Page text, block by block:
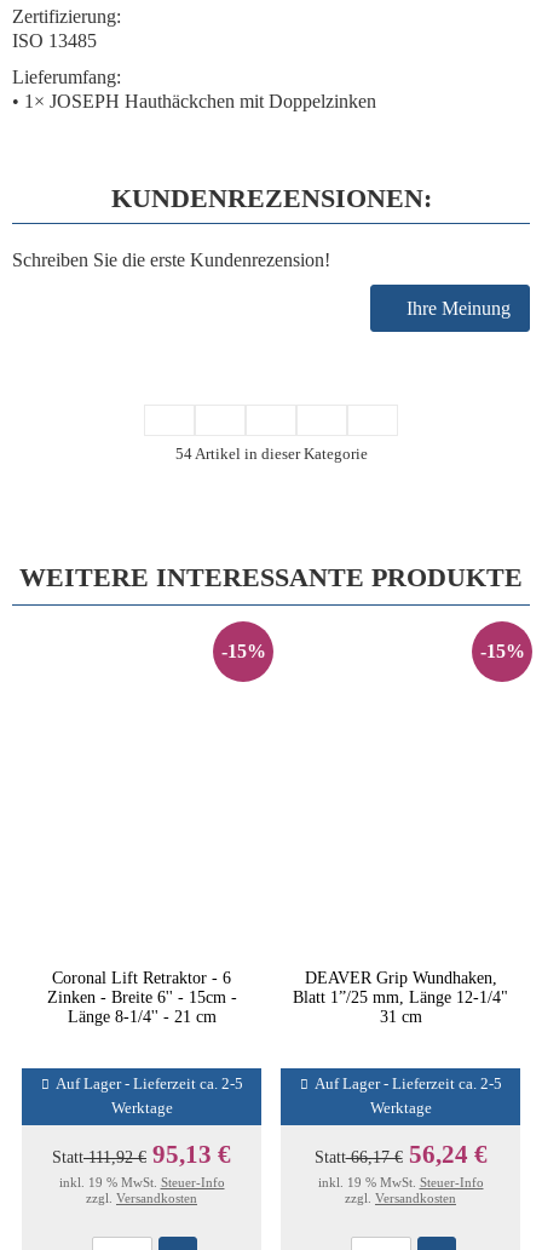
Zertifizierung:
ISO 13485
Lieferumfang:
• 1× JOSEPH Hauthäckchen mit Doppelzinken
KUNDENREZENSIONEN:
Schreiben Sie die erste Kundenrezension!
Ihre Meinung
54 Artikel in dieser Kategorie
WEITERE INTERESSANTE PRODUKTE
-15%
Coronal Lift Retraktor - 6
Zinken - Breite 6'' - 15cm -
Länge 8-1/4'' - 21 cm
Auf Lager - Lieferzeit ca. 2-5
Werktage
Statt111,92 € 95,13 €
inkl. 19 % MwSt. Steuer-Info
zzgl. Versandkosten
-15%
DEAVER Grip Wundhaken,
Blatt 1”/25 mm, Länge 12-1/4"
31 cm
Auf Lager - Lieferzeit ca. 2-5
Werktage
Statt66,17 € 56,24 €
inkl. 19 % MwSt. Steuer-Info
zzgl. Versandkosten